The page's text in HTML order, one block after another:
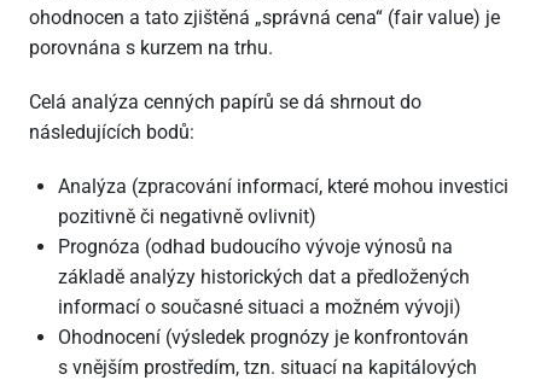
ohodnocen a tato zjištěná „správná cena“ (fair value) je
porovnána s kurzem na trhu.
Celá analýza cenných papírů se dá shrnout do
následujících bodů:
Analýza (zpracování informací, které mohou investici
pozitivně či negativně ovlivnit)
Prognóza (odhad budoucího vývoje výnosů na
základě analýzy historických dat a předložených
informací o současné situaci a možném vývoji)
Ohodnocení (výsledek prognózy je konfrontován
s vnějším prostředím, tzn. situací na kapitálových